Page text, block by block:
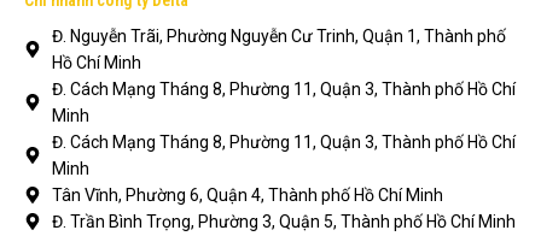
Đ. Nguyễn Trãi, Phường Nguyễn Cư Trinh, Quận 1, Thành phố
Hồ Chí Minh
Đ. Cách Mạng Tháng 8, Phường 11, Quận 3, Thành phố Hồ Chí
Minh
Đ. Cách Mạng Tháng 8, Phường 11, Quận 3, Thành phố Hồ Chí
Minh
Tân Vĩnh, Phường 6, Quận 4, Thành phố Hồ Chí Minh
Đ. Trần Bình Trọng, Phường 3, Quận 5, Thành phố Hồ Chí Minh